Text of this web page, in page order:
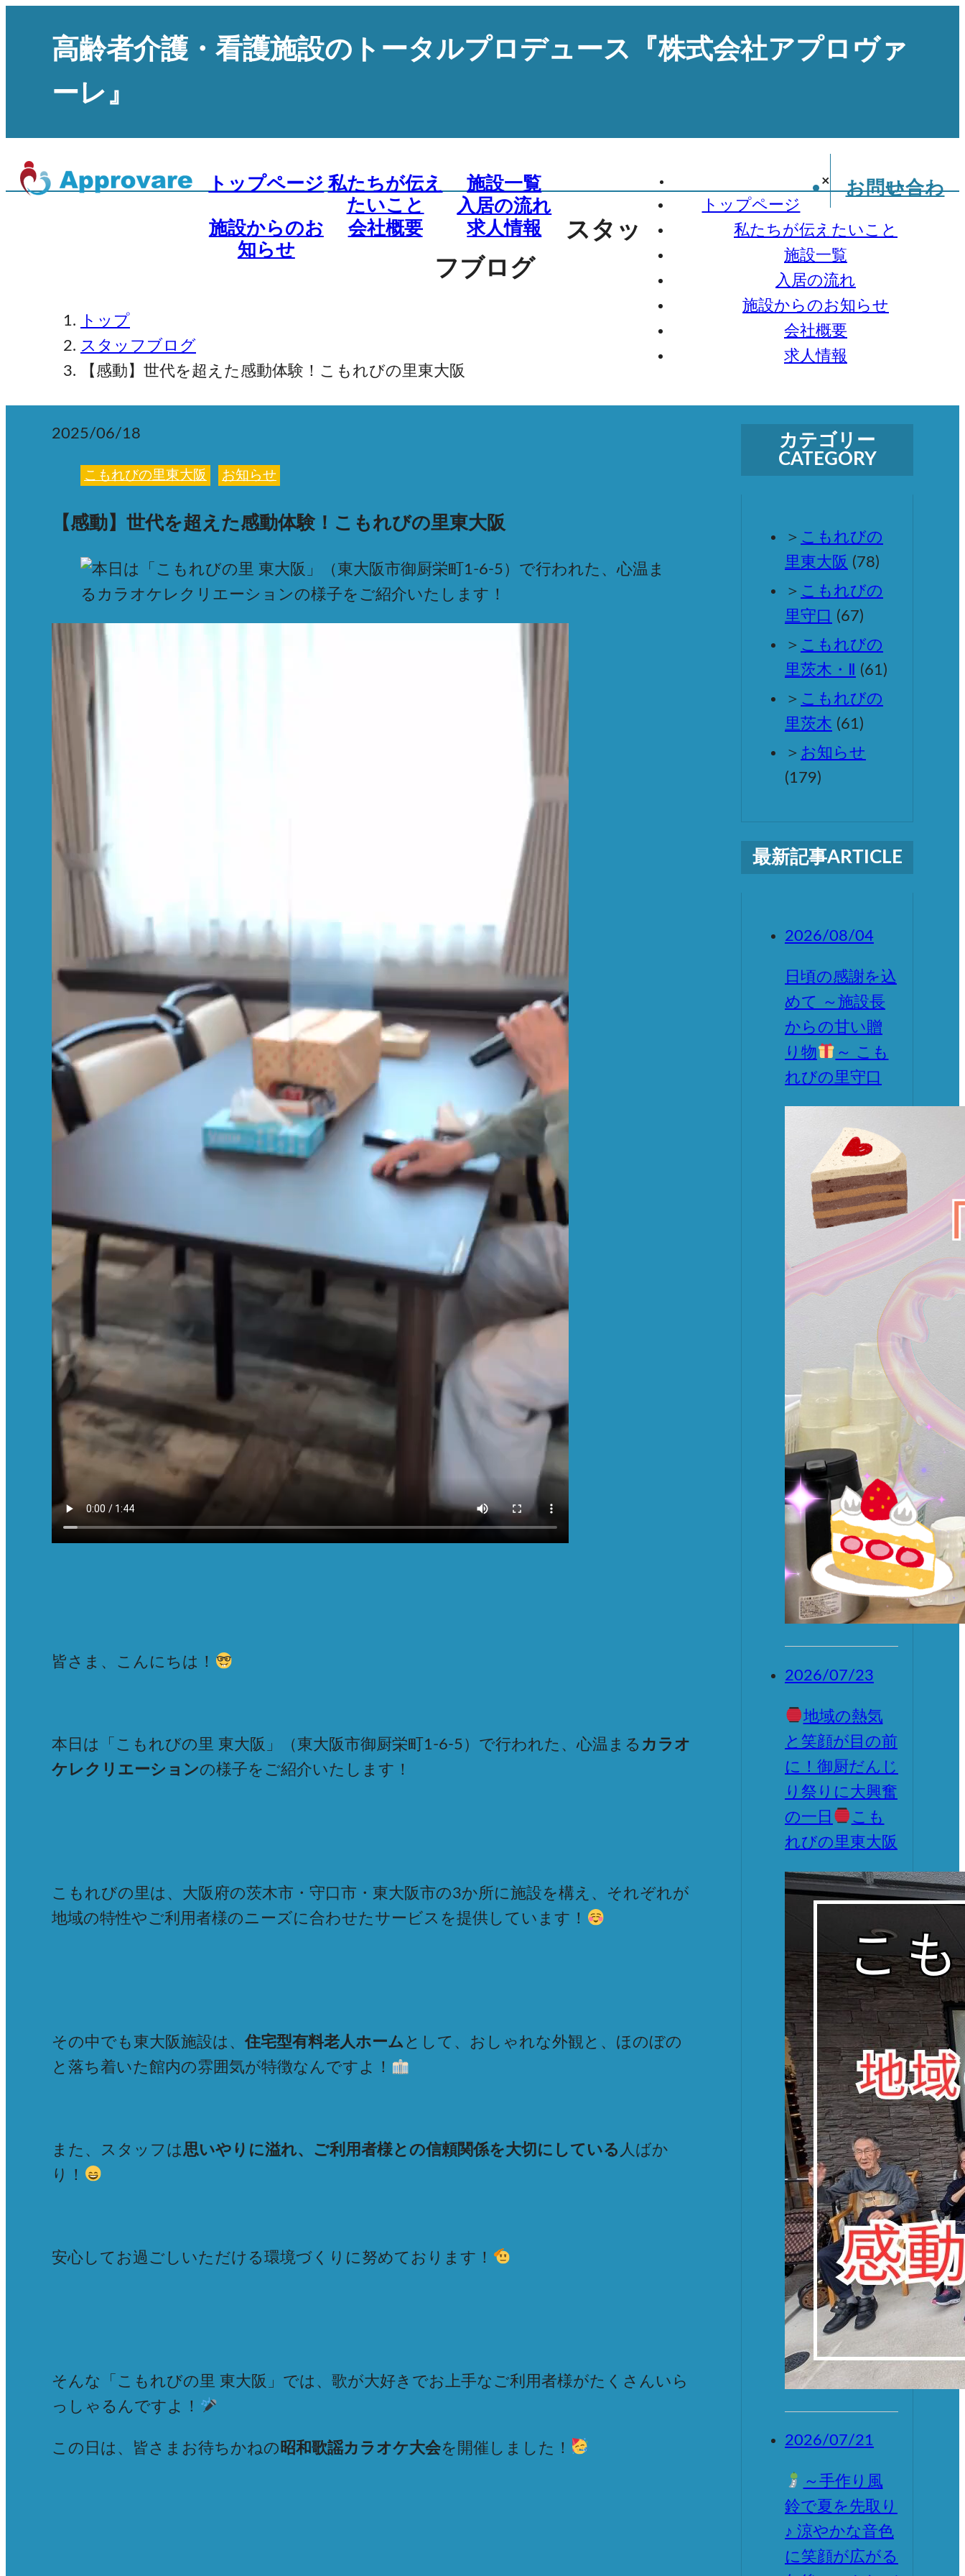
高齢者介護・看護施設のトータルプロデュース『株式会社アプロヴァ
ーレ』
お問い合わせ
×
トップページ
私たちが伝えたいこと
施設一覧
入居の流れ
施設からのお知らせ
会社概要
求人情報
トップページ 私たちが伝え
たいこと
施設一覧
入居の流れ
施設からのお
知らせ
会社概要 求人情報
スタッ
フブログ
トップ
スタッフブログ
【感動】世代を超えた感動体験！こもれびの里東大阪
2025/06/18
こもれびの里東大阪 お知らせ
【感動】世代を超えた感動体験！こもれびの里東大阪
皆さま、こんにちは！
本日は「こもれびの里 東大阪」（東大阪市御厨栄町1-6-5）で行われた、心温まる カラオ
ケレクリエーションの様子をご紹介いたします！
こもれびの里は、大阪府の茨木市・守口市・東大阪市の3か所に施設を構え、それぞれが
地域の特性やご利用者様のニーズに合わせたサービスを提供しています！
その中でも東大阪施設は、 住宅型有料老人ホーム として、おしゃれな外観と、ほのぼの
と落ち着いた館内の雰囲気が特徴なんですよ！
また、スタッフは思いやりに溢れ、ご利用者様との信頼関係を大切にしている 人ばか
り！
安心してお過ごしいただける環境づくりに努めております！
そんな「こもれびの里 東大阪」では、歌が大好きでお上手なご利用者様がたくさんいら
っしゃるんですよ！
この日は、皆さまお待ちかねの 昭和歌謡カラオケ大会を開催しました！
カテゴリー
CATEGORY
こもれびの
里東大阪 (78)
こもれびの
里守口 (67)
こもれびの
里茨木・Ⅱ
(61)
こもれびの
里茨木 (61)
お知らせ
(179)
最新記事ARTICLE
2026/08/04
日頃の感謝を込
めて ～施設長
からの甘い贈
り物
～ こも
れびの里守口
2026/07/23
地域の熱気
と笑顔が目の前
に！御厨だんじ
り祭りに大興奮
の一日
こも
れびの里東大阪
2026/07/21
～手作り風
鈴で夏を先取り
♪ 涼やかな音色
に笑顔が広がる